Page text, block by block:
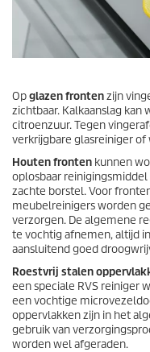
Opglazen frontenzijn
zichtbaar. Kalkaanslag
citroenzuur. Tegen
verkrijgbare glasreiniger
Houten fronten kunnen
oplosbaar
zachte borstel. Voor
meubelreinigers worden
verzorgen. De algemene
te vochtig afnemen, altijd
aansluitend goed
Roestvrij stalen
een speciale RVS reiniger
een vochtige
oppervlakken zijn in het
gebruik van
worden wel afgeraden.